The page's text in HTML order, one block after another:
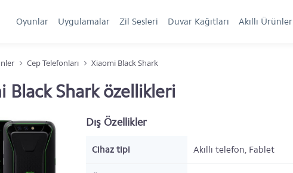
Oyunlar Uygulamalar Zil Sesleri Duvar Kağıtları Akıllı Ürünler
Cep Telefonları Xiaomi Black Shark
Black Shark özellikleri
Dış Özellikler
Cihaz tipi Akıllı telefon, Fablet